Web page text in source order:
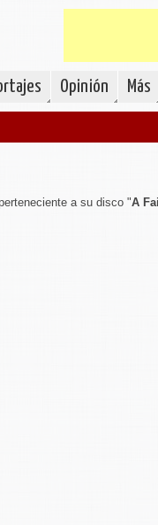
Opinión Más
a su disco "A